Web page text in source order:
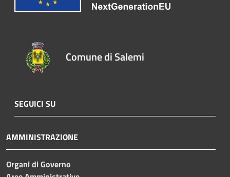
Comune di Salemi
SEGUICI SU
AMMINISTRAZIONE
Organi di Governo